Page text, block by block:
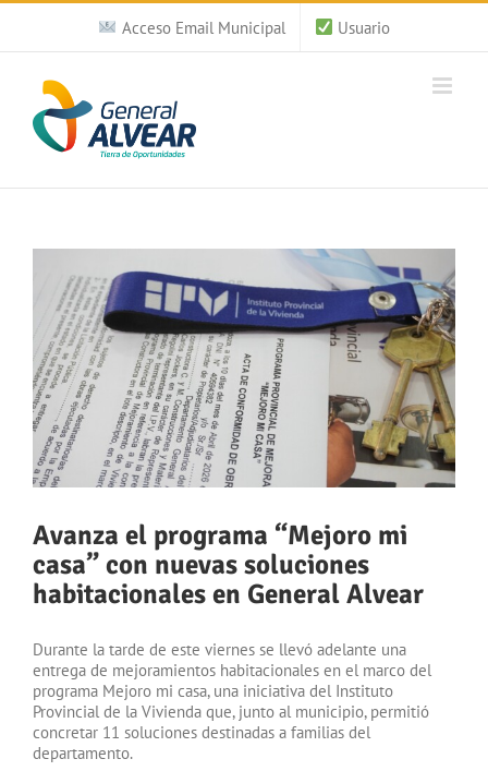
Saltar
contenido
Acceso Email Municipal Usuario
imagen
grande
Avanza el programa “Mejoro mi
casa” con nuevas soluciones
habitacionales en General Alvear
Durante la tarde de este viernes se llevó adelante una
entrega de mejoramientos habitacionales en el marco del
programa Mejoro mi casa, una iniciativa del Instituto
Provincial de la Vivienda que, junto al municipio, permitió
concretar 11 soluciones destinadas a familias del
departamento.